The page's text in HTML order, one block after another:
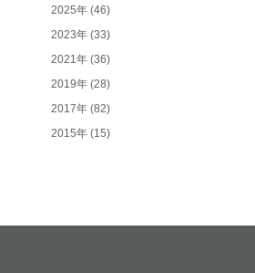
2025年 (46)
2023年 (33)
2021年 (36)
2019年 (28)
2017年 (82)
2015年 (15)